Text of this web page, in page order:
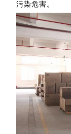
污染危害。